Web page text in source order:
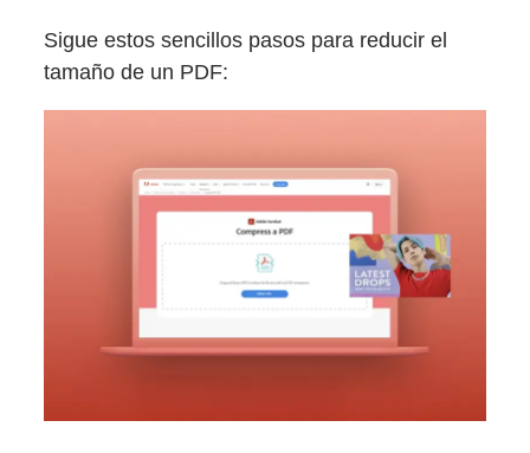
Sigue estos sencillos pasos para reducir el
tamaño de un PDF: